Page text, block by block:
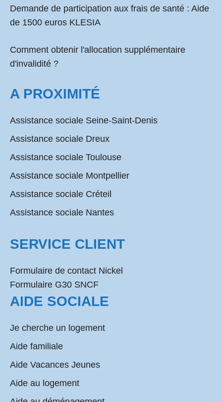
Demande de participation aux frais de santé : Aide
de 1500 euros KLESIA
Comment obtenir l'allocation supplémentaire
d'invalidité ?
A PROXIMITÉ
Assistance sociale Seine-Saint-Denis
Assistance sociale Dreux
Assistance sociale Toulouse
Assistance sociale Montpellier
Assistance sociale Créteil
Assistance sociale Nantes
SERVICE CLIENT
Formulaire de contact Nickel
Formulaire G30 SNCF
AIDE SOCIALE
Je cherche un logement
Aide familiale
Aide Vacances Jeunes
Aide au logement